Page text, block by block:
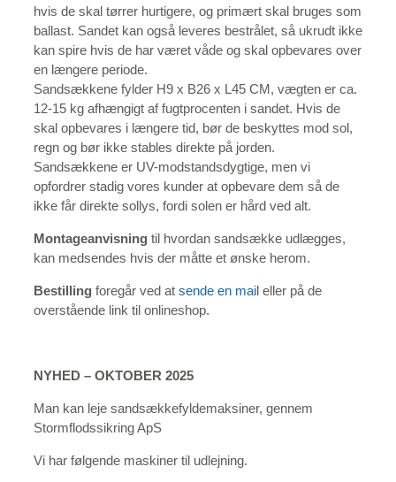
hvis de skal tørrer hurtigere, og primært skal bruges som
ballast. Sandet kan også leveres bestrålet, så ukrudt ikke
kan spire hvis de har været våde og skal opbevares over
en længere periode.
Sandsækkene fylder H9 x B26 x L45 CM, vægten er ca.
12-15 kg afhængigt af fugtprocenten i sandet. Hvis de
skal opbevares i længere tid, bør de beskyttes mod sol,
regn og bør ikke stables direkte på jorden.
Sandsækkene er UV-modstandsdygtige, men vi
opfordrer stadig vores kunder at opbevare dem så de
ikke får direkte sollys, fordi solen er hård ved alt.
Montageanvisning til hvordan sandsække udlægges,
kan medsendes hvis der måtte et ønske herom.
Bestilling foregår ved at sende en mail eller på de
overstående link til onlineshop.
NYHED – OKTOBER 2025
Man kan leje sandsækkefyldemaksiner, gennem
Stormflodssikring ApS
Vi har følgende maskiner til udlejning.